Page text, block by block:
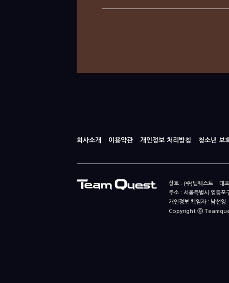
회사소개 이용약관 개인정보 처리방침 청소년 보
상호 : (주)팀퀘스트 대
주소 : 서울특별시 영등
개인정보 책임자 : 남
Copyright ⓒ